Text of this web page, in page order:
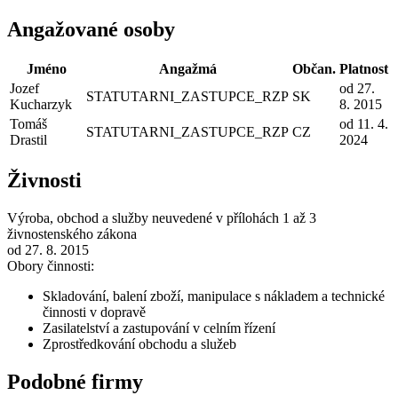
Angažované osoby
Jméno Angažmá Občan. Platnost
Jozef
Kucharzyk
STATUTARNI_ZASTUPCE_RZP SK
od 27.
8. 2015
Tomáš
Drastil
STATUTARNI_ZASTUPCE_RZP CZ
od 11. 4.
2024
Živnosti
Výroba, obchod a služby neuvedené v přílohách 1 až 3
živnostenského zákona
od 27. 8. 2015
Obory činnosti:
Skladování, balení zboží, manipulace s nákladem a technické
činnosti v dopravě
Zasilatelství a zastupování v celním řízení
Zprostředkování obchodu a služeb
Podobné firmy